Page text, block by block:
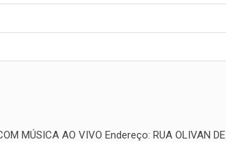
MÚSICA AO VIVO Endereço: RUA OLIVAN DE